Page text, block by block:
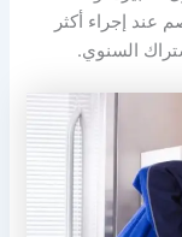
عند إجراء أكثر
السنوي.